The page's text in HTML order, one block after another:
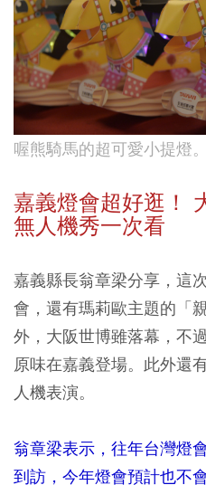
喔熊騎馬的超可愛小提燈
嘉義燈會超好逛！
無人機秀一次看
嘉義縣長翁章梁分享，這
會，還有瑪莉歐主題的「
外，大阪世博雖落幕，不
原味在嘉義登場。此外還
人機表演。
翁章梁表示，往年台灣燈
到訪，今年燈會預計也不